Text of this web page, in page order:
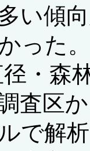
い傾
った
・森
査区
で解